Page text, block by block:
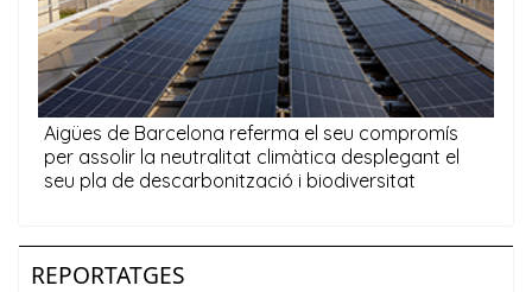
REPORTATGES